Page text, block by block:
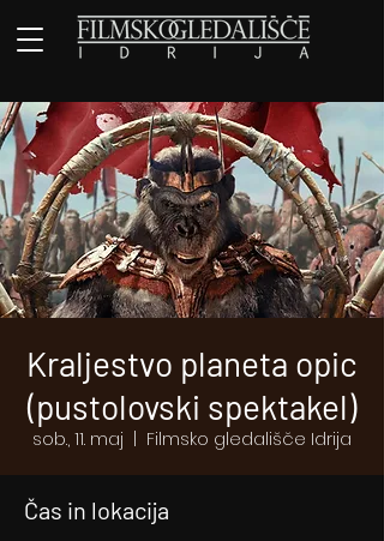
Kraljestvo planeta opic
(pustolovski spektakel)
sob., 11. maj Filmsko gledališče Idrija
Čas in lokacija